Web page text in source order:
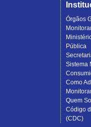
Órgãos
Pública
Sistema
Como
Quem
Código
(CDC)